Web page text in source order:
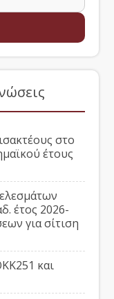
στο
έτους
έτος 2026-
για σίτιση
και